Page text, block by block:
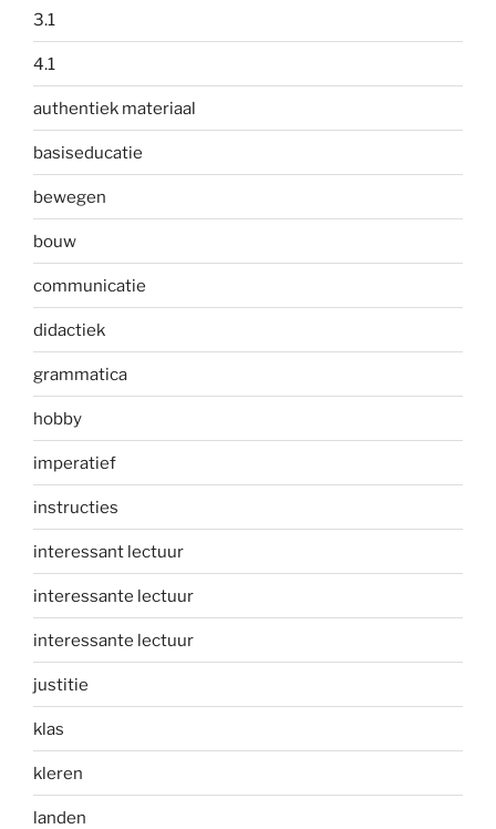
3.1
4.1
authentiek materiaal
basiseducatie
bewegen
bouw
communicatie
didactiek
grammatica
hobby
imperatief
instructies
interessant lectuur
interessante lectuur
interessante lectuur
justitie
klas
kleren
landen